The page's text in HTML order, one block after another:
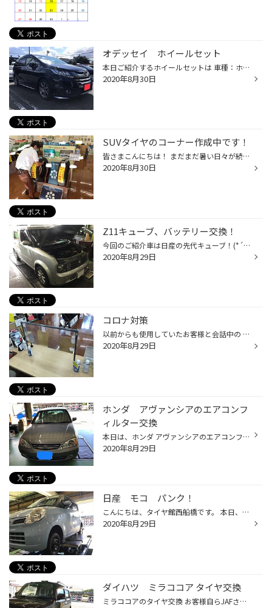
オデッセイ ホイールセット
本日ご紹介するホイールセットは 車種：ホンダ オデッセイ タイヤ：ブリヂストン レグノGRVII タイヤサイズ：215/55R17 ホイール：WORK エモーションT7R ←クリック サイズ：17ｘ7.0ｊｊ 5/114.3 +53 タイヤ交換だけの予定でしたが、せっかくだからイメチェン！ という事になり、ついでにワークのエ...
2020年8月30日
SUVタイヤのコーナー作成中です！
皆さまこんにちは！ まだまだ暑い日々が続いてますね(´；ω；`) 体調には、お気をつけください。 本日は、店内のSUV専用タイヤコーナーを主任の須藤さんが作成しております。 世間では、SUVのお車が増えております。 タイヤ館では、タイヤの残溝、ゴムの劣化の点検を無料で行っています！ 遠出される...
2020年8月30日
Z11キューブ、バッテリー交換！
今回のご紹介車は日産の先代キューブ！(*´艸｀) 「エンジンのかかりが悪くて・・・」という相談を受けて点検させていただくと、バッテリーテスターに“要交換”の文字！！ 今の装着バッテリーも以前に当店で買い上げいただいたバッテリーでしたが、保証期間の3年を過ぎていたので寿命だったのでしょう...
2020年8月29日
コロナ対策
以前からも使用していたお客様と会話中の 飛沫飛散防止の仕切りでしたが、 ここまで長くなるとは想定しておらず 簡易的な物でした。 今回は、ちゃんとしたのを須藤主任が作成中。 近くのD2で組み立てパーツを購入し アクリルと繋げて完成です！ 最近では、一式の物も販売されていますが DIYすれば費...
2020年8月29日
ホンダ アヴァンシアのエアコンフ
ィルター交換
本日は、ホンダ アヴァンシアのエアコンフィルター交換です。 今回のお車は、エアコンフィルターを外すのにグローブボックスを外します。 グローブボックスを外すのにネジを複数外していきます。けっこう大変です(＞人＜;) 外したフィルターと新品 けっこうホコリが詰まってます。新品になり室内ク...
2020年8月29日
日産 モコ パンク！
こんにちは、タイヤ館西船橋です。 本日、パンクしてしまったモコがご来店されました。 暑い中、スペアタイヤへの交換お疲れさまでした。 タイヤの側面を縁石に引っ掛けてしまい、修理ができない状態でした。 しか～し、ご安心ください！！ タイヤ館では、一本からお買い求めいただけますので、お気...
2020年8月29日
ダイハツ ミラココア タイヤ交換
ミラココアのタイヤ交換 お客様自らJAFさんを呼んで、スペアタイヤに交換してからご来店です。 お客様にお話しを伺うと、縁石に乗り上げてしまいパンクしてしまった模様。 タイヤを見てみると、側面が削れているのが確認出来ます。 空気圧が低い状態で走行した為に出来てしまった損傷です。 ECOPIA ...